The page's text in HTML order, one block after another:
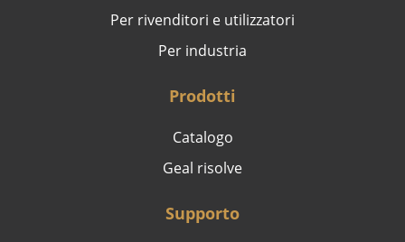
Per rivenditori e utilizzatori
Per industria
Prodotti
Catalogo
Geal risolve
Supporto